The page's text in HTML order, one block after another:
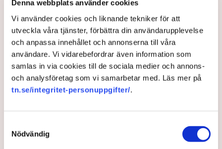
Denna webbplats använder cookies
Vi använder cookies och liknande tekniker för att
utveckla våra tjänster, förbättra din användarupplevelse
och anpassa innehållet och annonserna till våra
användare. Vi vidarebefordrar även information som
samlas in via cookies till de sociala medier och annons-
och analysföretag som vi samarbetar med. Läs mer på
tn.se/integritet-personuppgifter/.
Nödvändig
till TN i våras.
"Jag tror att det är viktigt att dels ha proportionerna i åtanke, dels